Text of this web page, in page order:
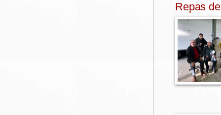
Repas